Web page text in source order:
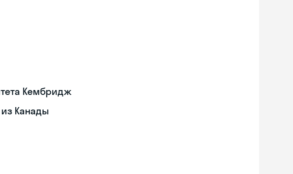
Кембридж
Канады